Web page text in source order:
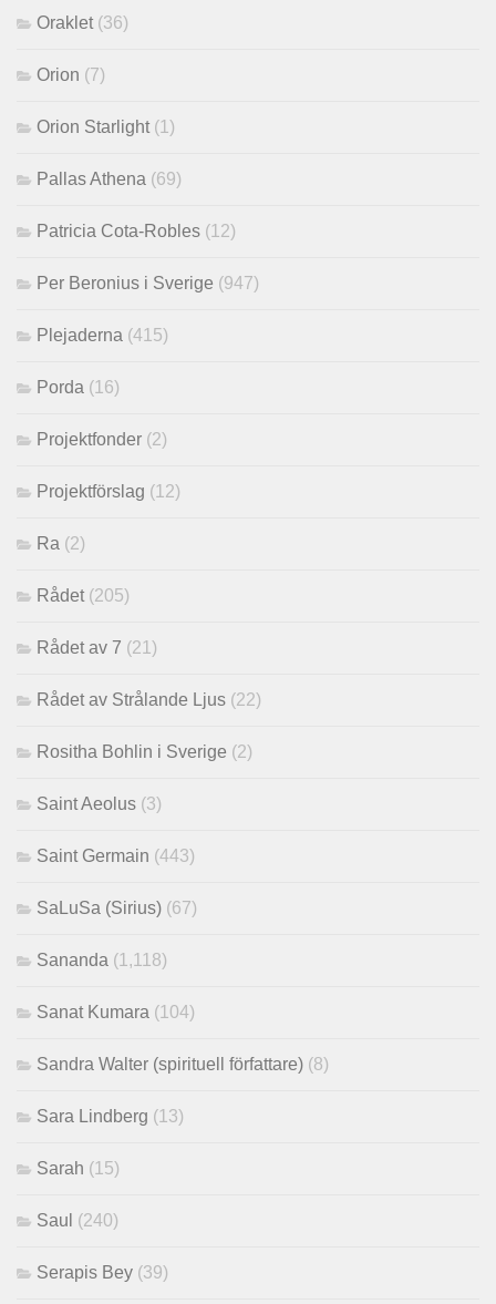
Oraklet (36)
Orion (7)
Orion Starlight (1)
Pallas Athena (69)
Patricia Cota-Robles (12)
Per Beronius i Sverige (947)
Plejaderna (415)
Porda (16)
Projektfonder (2)
Projektförslag (12)
Ra (2)
Rådet (205)
Rådet av 7 (21)
Rådet av Strålande Ljus (22)
Rositha Bohlin i Sverige (2)
Saint Aeolus (3)
Saint Germain (443)
SaLuSa (Sirius) (67)
Sananda (1,118)
Sanat Kumara (104)
Sandra Walter (spirituell författare) (8)
Sara Lindberg (13)
Sarah (15)
Saul (240)
Serapis Bey (39)